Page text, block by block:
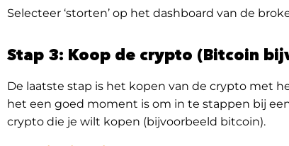
Selecteer ‘storten’ op het dashboard van de
Stap 3: Koop de crypto (Bitcoin
De laatste stap is het kopen van de crypto met
het een goed moment is om in te stappen bij
crypto die je wilt kopen (bijvoorbeeld bitcoin).